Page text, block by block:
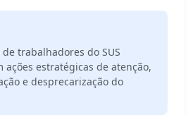
trabalhadores do SUS
ações estratégicas de atenção,
e desprecarização do